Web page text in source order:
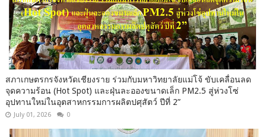
สภาเกษตรกรจังหวัดเชียงราย ร่วมกับมหาวิทยาลัยแม่โจ้ ขับเคลื่อนลด
จุดความร้อน (Hot Spot) และฝุ่นละอองขนาดเล็ก PM2.5 สู่ห่วงโซ่
อุปทานใหม่ในอุตสาหกรรมการผลิตปศุสัตว์ ปีที่ 2”
July 01, 2026 0